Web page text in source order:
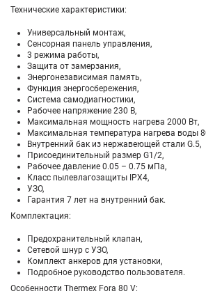
Технические характеристики:
Универсальный монтаж,
Сенсорная панель управления,
3 режима работы,
Защита от замерзания,
Энергонезависимая память,
Функция энергосбережения,
Система самодиагностики,
Рабочее напряжение 230 В,
Максимальная мощность нагрева 2000 Вт,
Максимальная температура нагрева воды
Внутренний бак из нержавеющей стали G.5,
Присоединительный размер G1/2,
Рабочее давление 0.05 – 0.75 мПа,
Класс пылевлагозащиты IPX4,
УЗО,
Гарантия 7 лет на внутренний бак.
Комплектация:
Предохранительный клапан,
Сетевой шнур с УЗО,
Комплект анкеров для установки,
Подробное руководство пользователя.
Особенности Thermex Fora 80 V: